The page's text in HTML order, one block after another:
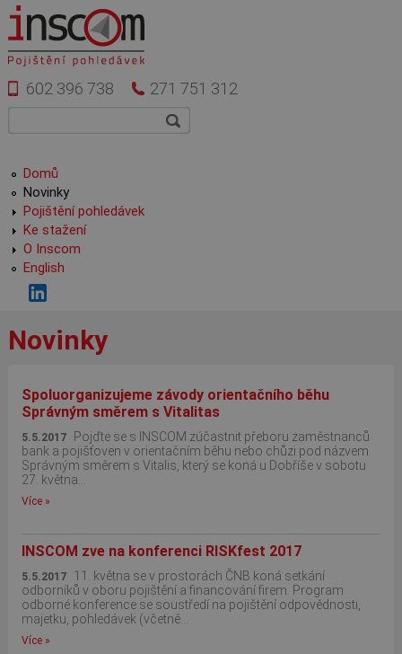
Přejít k hlavnímu obsahu
602 396 738 271 751 312
Hlavní menu
Domů
Novinky
Pojištění pohledávek
Ke stažení
O Inscom
English
Novinky
Spoluorganizujeme závody orientačního běhu
Správným směrem s Vitalitas
5.5.2017
Pojďte se s INSCOM zúčastnit přeboru zaměstnanců
bank a pojišťoven v orientačním běhu nebo chůzi pod názvem
Správným směrem s Vitalis, který se koná u Dobříše v sobotu
27. května...
Více »
INSCOM zve na konferenci RISKfest 2017
5.5.2017
11. května se v prostorách ČNB koná setkání
odborníků v oboru pojištění a financování firem. Program
odborné konference se soustředí na pojištění odpovědnosti,
majetku, pohledávek (včetně...
Více »